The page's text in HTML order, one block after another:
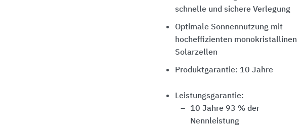
schnelle und sichere Verlegung
Optimale Sonnennutzung mit
hocheffizienten monokristallinen
Solarzellen
Produktgarantie: 10 Jahre
Leistungsgarantie:
10 Jahre 93 % der
Nennleistung